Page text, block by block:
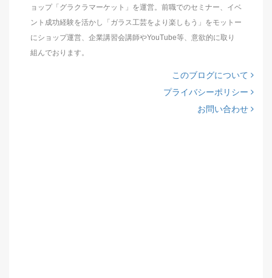
ョップ「グラクラマーケット」を運営。前職でのセミナー、イベ
ント成功経験を活かし「ガラス工芸をより楽しもう」をモットー
にショップ運営、企業講習会講師やYouTube等、意欲的に取り
組んでおります。
このブログについて
プライバシーポリシー
お問い合わせ